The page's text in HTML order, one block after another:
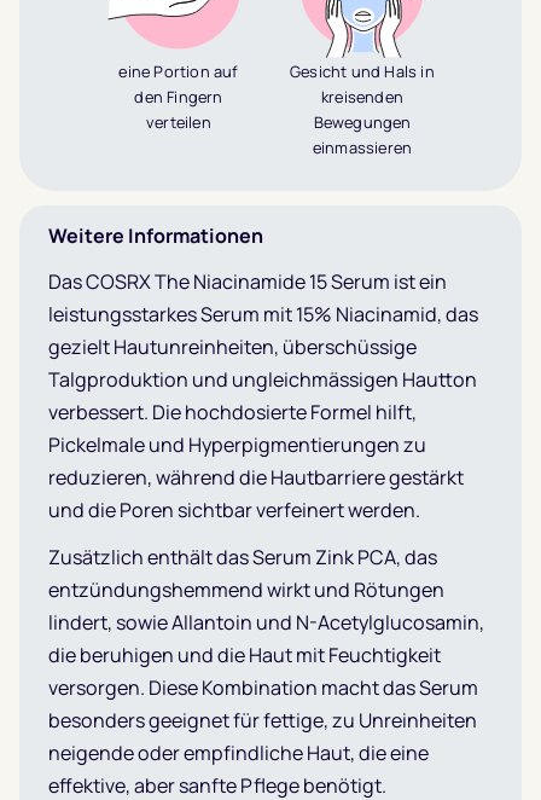
eine Portion auf
den Fingern
verteilen
Gesicht und Hals in
kreisenden
Bewegungen
einmassieren
Weitere Informationen
Das COSRX The Niacinamide 15 Serum ist ein
leistungsstarkes Serum mit 15% Niacinamid, das
gezielt Hautunreinheiten, überschüssige
Talgproduktion und ungleichmässigen Hautton
verbessert. Die hochdosierte Formel hilft,
Pickelmale und Hyperpigmentierungen zu
reduzieren, während die Hautbarriere gestärkt
und die Poren sichtbar verfeinert werden.
Zusätzlich enthält das Serum Zink PCA, das
entzündungshemmend wirkt und Rötungen
lindert, sowie Allantoin und N-Acetylglucosamin,
die beruhigen und die Haut mit Feuchtigkeit
versorgen. Diese Kombination macht das Serum
besonders geeignet für fettige, zu Unreinheiten
neigende oder empfindliche Haut, die eine
effektive, aber sanfte Pflege benötigt.